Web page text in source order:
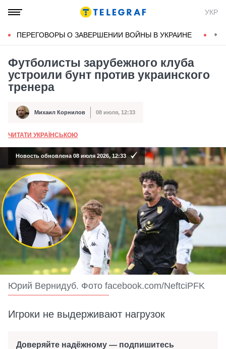
УКР
ПЕРЕГОВОРЫ О ЗАВЕРШЕНИИ ВОЙНЫ В УКРАИНЕ
Футболисты зарубежного клуба
устроили бунт против украинского
тренера
Автор Михаил Корнилов
Дата публикации 08 июля, 12:33
ЧИТАТИ УКРАЇНСЬКОЮ
Новость обновлена 08 июля 2026, 12:33
Юрий Вернидуб. Фото facebook.com/NeftciPFK
Игроки не выдерживают нагрузок
Доверяйте надёжному — подпишитесь